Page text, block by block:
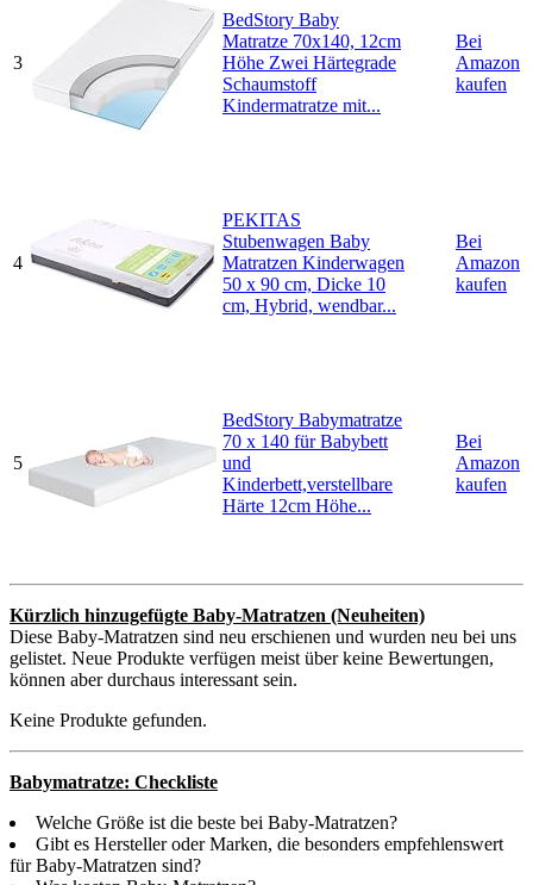
3
BedStory Baby
Matratze 70x140, 12cm
Höhe Zwei Härtegrade
Schaumstoff
Kindermatratze mit...
Bei
Amazon
kaufen
4
PEKITAS
Stubenwagen Baby
Matratzen Kinderwagen
50 x 90 cm, Dicke 10
cm, Hybrid, wendbar...
Bei
Amazon
kaufen
5
BedStory Babymatratze
70 x 140 für Babybett
und
Kinderbett,verstellbare
Härte 12cm Höhe...
Bei
Amazon
kaufen
Kürzlich hinzugefügte Baby-Matratzen (Neuheiten)
Diese Baby-Matratzen sind neu erschienen und wurden neu bei uns
gelistet. Neue Produkte verfügen meist über keine Bewertungen,
können aber durchaus interessant sein.
Keine Produkte gefunden.
Babymatratze: Checkliste
Welche Größe ist die beste bei Baby-Matratzen?
Gibt es Hersteller oder Marken, die besonders empfehlenswert
für Baby-Matratzen sind?